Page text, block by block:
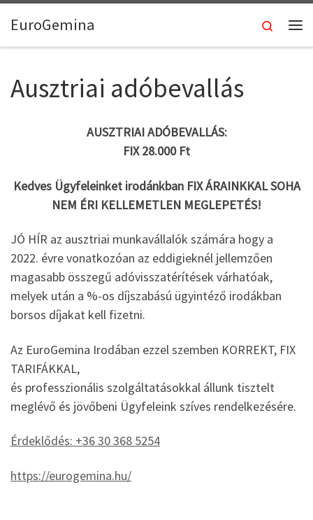
Skip to content
EuroGemina
Keresés
Ausztriai adóbevallás
AUSZTRIAI ADÓBEVALLÁS:
FIX 28.000 Ft
Kedves Ügyfeleinket irodánkban FIX ÁRAINKKAL SOHA
NEM ÉRI KELLEMETLEN MEGLEPETÉS!
JÓ HÍR az ausztriai munkavállalók számára hogy a
2022. évre vonatkozóan az eddigieknél jellemzően
magasabb összegű adóvisszatérítések várhatóak,
melyek után a %-os díjszabású ügyintéző irodákban
borsos díjakat kell fizetni.
Az EuroGemina Irodában ezzel szemben KORREKT, FIX
TARIFÁKKAL,
és professzionális szolgáltatásokkal állunk tisztelt
meglévő és jövőbeni Ügyfeleink szíves rendelkezésére.
Érdeklődés: +36 30 368 5254
https://eurogemina.hu/